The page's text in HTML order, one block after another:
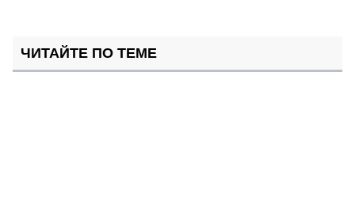
ЧИТАЙТЕ ПО ТЕМЕ